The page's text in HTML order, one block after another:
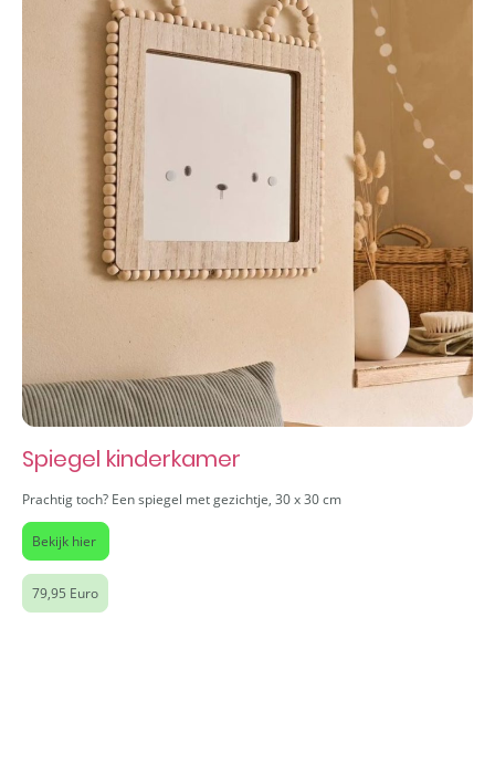
Spiegel kinderkamer
Prachtig toch? Een spiegel met gezichtje, 30 x 30 cm
Bekijk hier
79,95 Euro